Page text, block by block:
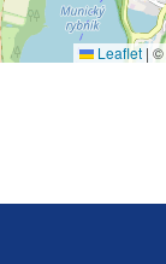
Leaflet | ©